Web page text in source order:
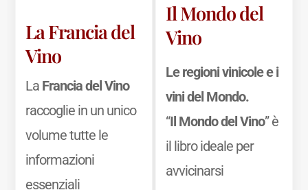
La Francia del
Vino
La Francia del Vino
raccoglie in un unico
volume tutte le
informazioni
essenziali
Il Mondo del
Vino
Le regioni vinicole e i
vini del Mondo.
“Il Mondo del Vino” è
il libro ideale per
avvicinarsi